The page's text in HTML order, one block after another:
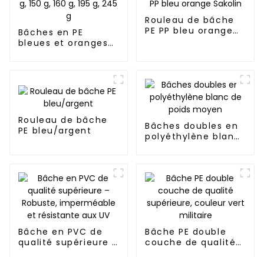
Bâches en PE
bleues et oranges
Rouleau de bâche
PE PP bleu orange
Rouleau de bâche
PE bleu/argent
Bâches doubles en
polyéthylène blanc
Bâche en PVC de
qualité supérieure –
Bâche PE double
couche de qualité